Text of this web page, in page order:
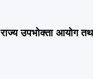
राज्य उपभोक्ता आयोग